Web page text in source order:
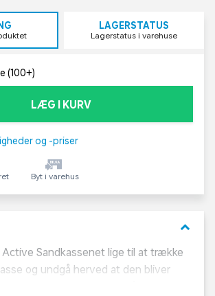
LAGERSTATUS
Lagerstatus i varehuse
(100+)
LÆG I KURV
og -priser
Byt i varehus
keyboard_arrow_down
Active Sandkassenet lige til at trække
og undgå herved at den bliver